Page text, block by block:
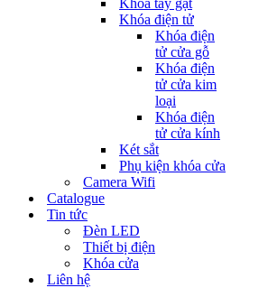
Khóa tay gạt
Khóa điện tử
Khóa điện
tử cửa gỗ
Khóa điện
tử cửa kim
loại
Khóa điện
tử cửa kính
Két sắt
Phụ kiện khóa cửa
Camera Wifi
Catalogue
Tin tức
Đèn LED
Thiết bị điện
Khóa cửa
Liên hệ